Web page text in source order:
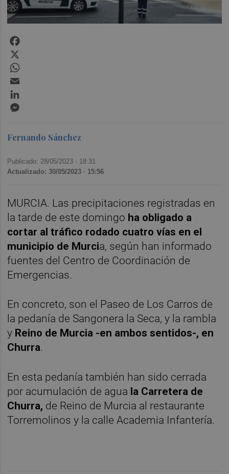
Fernando Sánchez
Publicado: 28/05/2023 · 18:31
Actualizado: 30/05/2023 · 15:56
MURCIA. Las precipitaciones registradas en
la tarde de este domingo ha obligado a
cortar al tráfico rodado cuatro vías en el
municipio de Murcia, según han informado
fuentes del Centro de Coordinación de
Emergencias.
En concreto, son el Paseo de Los Carros de
la pedanía de Sangonera la Seca, y la rambla
y Reino de Murcia -en ambos sentidos-, en
Churra.
En esta pedanía también han sido cerrada
por acumulación de agua la Carretera de
Churra, de Reino de Murcia al restaurante
Torremolinos y la calle Academia Infantería.